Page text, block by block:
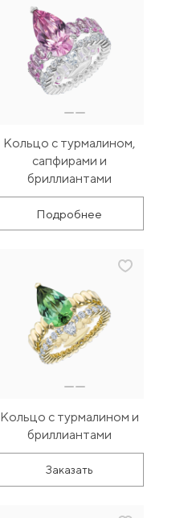
Кольцо с турмалином,
сапфирами и
бриллиантами
Подробнее
Кольцо с турмалином и
бриллиантами
Заказать